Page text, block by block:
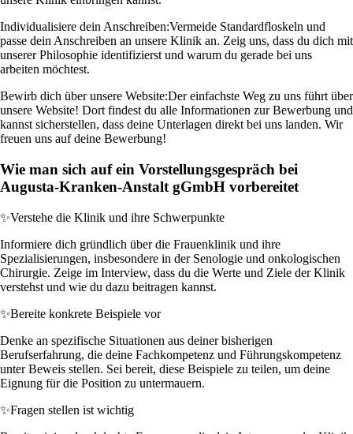
Individualisiere dein Anschreiben:Vermeide Standardfloskeln und
passe dein Anschreiben an unsere Klinik an. Zeig uns, dass du dich mit
unserer Philosophie identifizierst und warum du gerade bei uns
arbeiten möchtest.
Bewirb dich über unsere Website:Der einfachste Weg zu uns führt über
unsere Website! Dort findest du alle Informationen zur Bewerbung und
kannst sicherstellen, dass deine Unterlagen direkt bei uns landen. Wir
freuen uns auf deine Bewerbung!
Wie man sich auf ein Vorstellungsgespräch bei
Augusta-Kranken-Anstalt gGmbH vorbereitet
✨Verstehe die Klinik und ihre Schwerpunkte
Informiere dich gründlich über die Frauenklinik und ihre
Spezialisierungen, insbesondere in der Senologie und onkologischen
Chirurgie. Zeige im Interview, dass du die Werte und Ziele der Klinik
verstehst und wie du dazu beitragen kannst.
✨Bereite konkrete Beispiele vor
Denke an spezifische Situationen aus deiner bisherigen
Berufserfahrung, die deine Fachkompetenz und Führungskompetenz
unter Beweis stellen. Sei bereit, diese Beispiele zu teilen, um deine
Eignung für die Position zu untermauern.
✨Fragen stellen ist wichtig